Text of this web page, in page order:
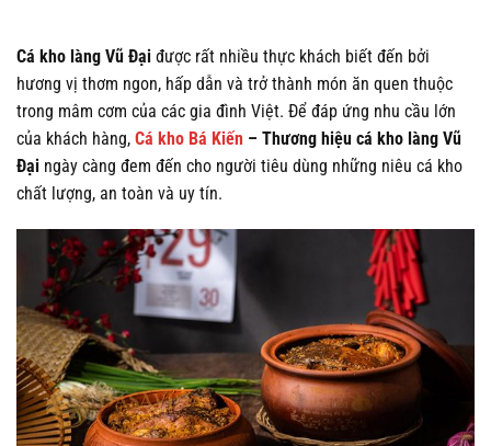
Cá kho làng Vũ Đại được rất nhiều thực khách biết đến bởi
hương vị thơm ngon, hấp dẫn và trở thành món ăn quen thuộc
trong mâm cơm của các gia đình Việt. Để đáp ứng nhu cầu lớn
của khách hàng, Cá kho Bá Kiến – Thương hiệu cá kho làng Vũ
Đại ngày càng đem đến cho người tiêu dùng những niêu cá kho
chất lượng, an toàn và uy tín.